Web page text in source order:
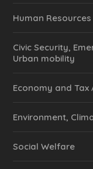
Human Resources
Civic Security,
Urban mobility
Economy and Tax
Environment,
Social Welfare